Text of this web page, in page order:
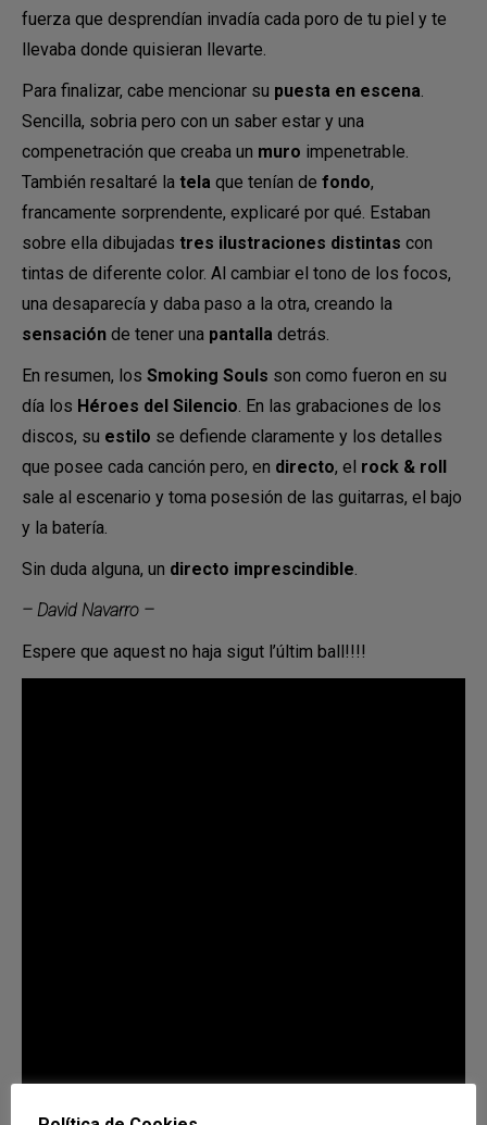
fuerza que desprendían invadía cada poro de tu piel y te
llevaba donde quisieran llevarte.
Para finalizar, cabe mencionar su puesta en escena.
Sencilla, sobria pero con un saber estar y una
compenetración que creaba un muro impenetrable.
También resaltaré la tela que tenían de fondo,
francamente sorprendente, explicaré por qué. Estaban
sobre ella dibujadas tres ilustraciones distintas con
tintas de diferente color. Al cambiar el tono de los focos,
una desaparecía y daba paso a la otra, creando la
sensación de tener una pantalla detrás.
En resumen, los Smoking Souls son como fueron en su
día los Héroes del Silencio. En las grabaciones de los
discos, su estilo se defiende claramente y los detalles
que posee cada canción pero, en directo, el rock & roll
sale al escenario y toma posesión de las guitarras, el bajo
y la batería.
Sin duda alguna, un directo imprescindible.
– David Navarro –
Espere que aquest no haja sigut l’últim ball!!!!